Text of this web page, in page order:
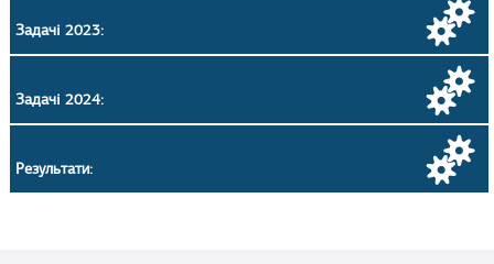
Задачі 2023:
Задачі 2024:
Результати: